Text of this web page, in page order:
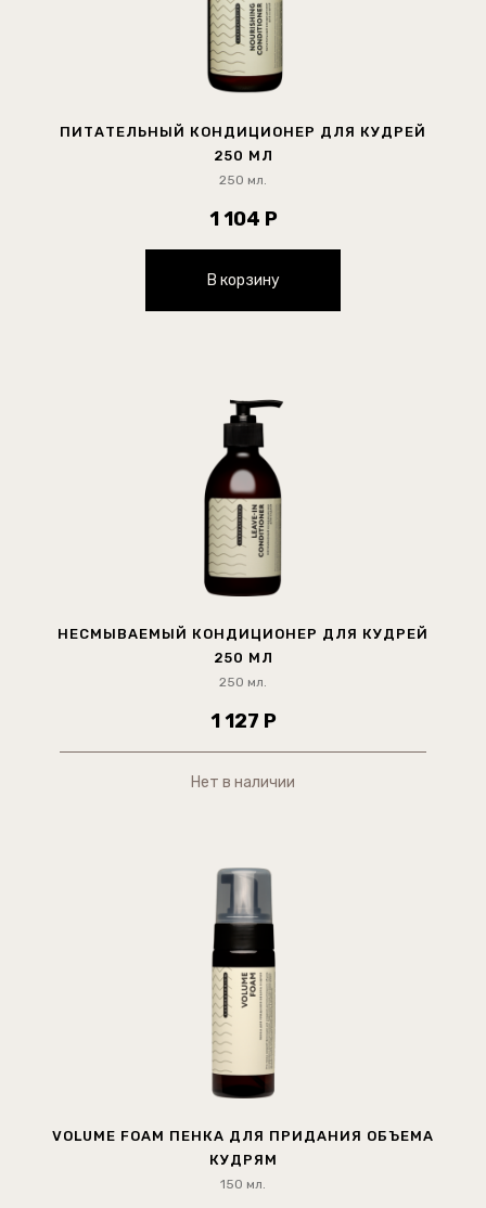
ПИТАТЕЛЬНЫЙ КОНДИЦИОНЕР ДЛЯ КУДРЕЙ
250 МЛ
250 мл.
1 104 Р
В корзину
НЕСМЫВАЕМЫЙ КОНДИЦИОНЕР ДЛЯ КУДРЕЙ
250 МЛ
250 мл.
1 127 Р
Нет в наличии
VOLUME FOAM ПЕНКА ДЛЯ ПРИДАНИЯ ОБЪЕМА
КУДРЯМ
150 мл.